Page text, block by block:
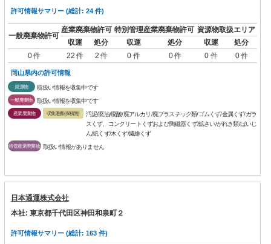
許可情報サマリー (総計: 24 件)
一般廃棄物許可
産業廃棄物許可 特別管理産業廃棄物許可 資源物取扱エリア
収運
処分 収運 処分 収運
処分
0 件
22 件 2 件 0 件 0 件 0 件 0 件
岡山県内の許可情報
資源物 取扱い情報を収集中です
一般廃棄物 取扱い情報を収集中です
産業廃棄物 収集運搬(保積無)
汚泥/廃油/廃酸/廃アルカリ/廃プラスチック類/ゴムくず/金属くず/ガラ
スくず、コンクリートくずおよび陶磁器くず/鉱さい/がれき類/ばいじ
ん/紙くず/木くず/繊維くず
特管産業廃棄物 取扱い情報がありません
日本通運株式会社
本社: 東京都千代田区神田和泉町２
許可情報サマリー (総計: 163 件)